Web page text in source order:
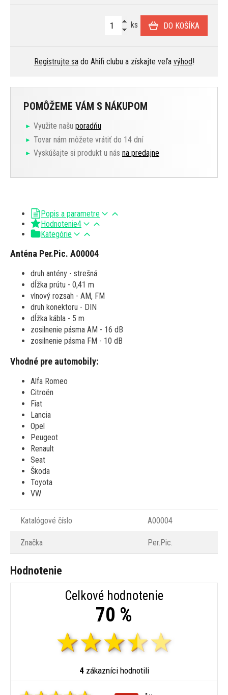
ks DO KOŠÍKA
Registrujte sado Ahifi clubu a získajte veľa výhod!
POMÔŽEME VÁM S NÁKUPOM
Využite našu poradňu
Tovar nám môžete vrátiť do 14 dní
Vyskúšajte si produkt u nás na predajne
Popis a parametre
Hodnotenie4
Kategórie
Anténa Per.Pic. A00004
druh antény - strešná
dĺžka prútu - 0,41 m
vlnový rozsah - AM, FM
druh konektoru - DIN
dĺžka kábla - 5 m
zosilnenie pásma AM - 16 dB
zosilnenie pásma FM - 10 dB
Vhodné pre automobily:
Alfa Romeo
Citroën
Fiat
Lancia
Opel
Peugeot
Renault
Seat
Škoda
Toyota
VW
Katalógové číslo A00004
Značka Per.Pic.
Hodnotenie
Celkové hodnotenie
70 %
4zákazníci hodnotili